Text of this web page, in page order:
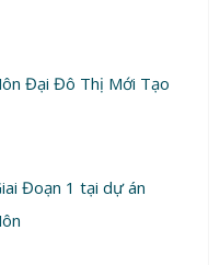
Đại Đô Thị Mới Tạo
Đoạn 1 tại dự án